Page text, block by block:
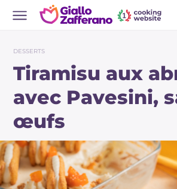
DESSERTS
Tiramisu aux
avec Pavesini,
œufs